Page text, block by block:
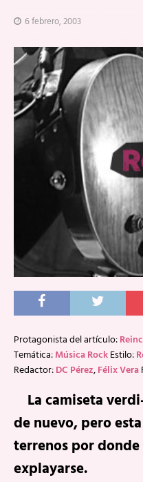
6 febrero, 2003
Protagonista del artículo:
Temática:Música RockEstilo:
Redactor:DC Pérez,Félix Vera
La camiseta
de nuevo, pero
terrenos por
explayarse.